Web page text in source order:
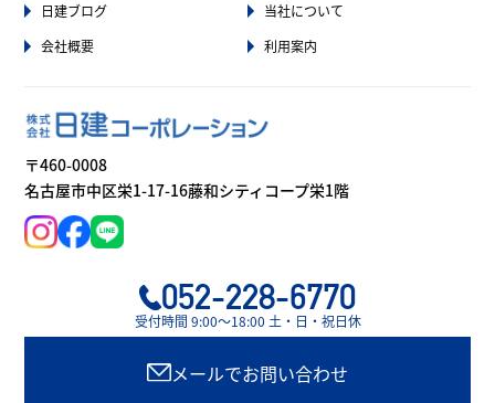
日建ブログ
当社について
会社概要
利用案内
〒460-0008
名古屋市中区栄1-17-16藤和シティコープ栄1階
052-228-6770
受付時間 9:00〜18:00 土・日・祝日休
メールでお問い合わせ